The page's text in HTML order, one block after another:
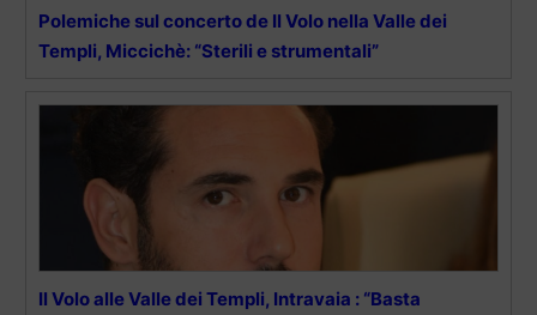
Polemiche sul concerto de Il Volo nella Valle dei
Templi, Miccichè: “Sterili e strumentali”
Il Volo alle Valle dei Templi, Intravaia : “Basta